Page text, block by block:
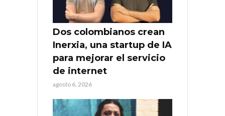
Dos colombianos crean
Inerxia, una startup de IA
para mejorar el servicio
de internet
agosto 6, 2026